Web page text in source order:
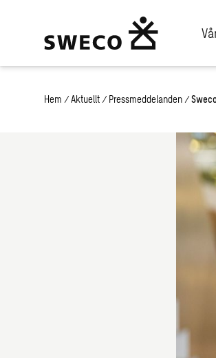
Hem / Aktuellt / Pressmeddelanden /